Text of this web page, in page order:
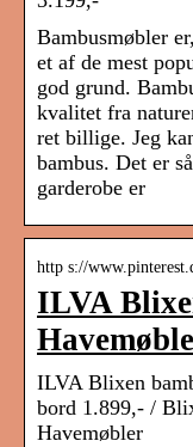
Bambusmøbler
et af de mest
god grund.
kvalitet fra
ret billige. Jeg
bambus. Det er
garderobe er
http s://
ILVA
ILVA Blixen
bord 1.899,- /
Havemøbler